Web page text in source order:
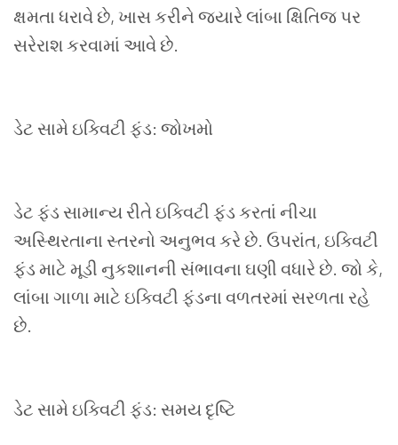
ક્ષમતા ધરાવે છે, ખાસ કરીને જ્યારે લાંબા ક્ષિતિજ પર
સરેરાશ કરવામાં આવે છે.
ડેટ સામે ઇક્વિટી ફંડ: જોખમો
ડેટ ફંડ સામાન્ય રીતે ઇક્વિટી ફંડ કરતાં નીચા
અસ્થિરતાના સ્તરનો અનુભવ કરે છે. ઉપરાંત, ઇક્વિટી
ફંડ માટે મૂડી નુકશાનની સંભાવના ઘણી વધારે છે. જો કે,
લાંબા ગાળા માટે ઇક્વિટી ફંડના વળતરમાં સરળતા રહે
છે.
ડેટ સામે ઇક્વિટી ફંડ: સમય દૃષ્ટિ